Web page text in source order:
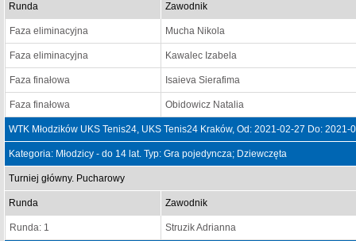
Runda Zawodnik
Faza eliminacyjna Mucha Nikola
Faza eliminacyjna Kawalec Izabela
Faza finałowa Isaieva Sierafima
Faza finałowa Obidowicz Natalia
WTK Młodzików UKS Tenis24, UKS Tenis24 Kraków, Od: 2021-02-27 Do: 2021-
Kategoria: Młodzicy - do 14 lat. Typ: Gra pojedyncza; Dziewczęta
Turniej główny. Pucharowy
Runda Zawodnik
Runda: 1 Struzik Adrianna